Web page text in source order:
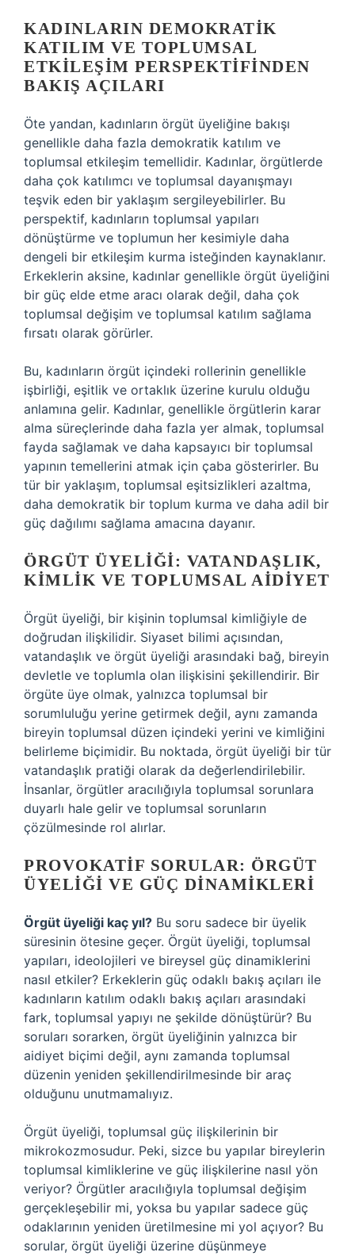
KADINLARIN DEMOKRATIK
KATILIM VE TOPLUMSAL
ETKILEŞIM PERSPEKTIFINDEN
BAKIŞ AÇILARI
Öte yandan, kadınların örgüt üyeliğine bakışı
genellikle daha fazla demokratik katılım ve
toplumsal etkileşim temellidir. Kadınlar, örgütlerde
daha çok katılımcı ve toplumsal dayanışmayı
teşvik eden bir yaklaşım sergileyebilirler. Bu
perspektif, kadınların toplumsal yapıları
dönüştürme ve toplumun her kesimiyle daha
dengeli bir etkileşim kurma isteğinden kaynaklanır.
Erkeklerin aksine, kadınlar genellikle örgüt üyeliğini
bir güç elde etme aracı olarak değil, daha çok
toplumsal değişim ve toplumsal katılım sağlama
fırsatı olarak görürler.
Bu, kadınların örgüt içindeki rollerinin genellikle
işbirliği, eşitlik ve ortaklık üzerine kurulu olduğu
anlamına gelir. Kadınlar, genellikle örgütlerin karar
alma süreçlerinde daha fazla yer almak, toplumsal
fayda sağlamak ve daha kapsayıcı bir toplumsal
yapının temellerini atmak için çaba gösterirler. Bu
tür bir yaklaşım, toplumsal eşitsizlikleri azaltma,
daha demokratik bir toplum kurma ve daha adil bir
güç dağılımı sağlama amacına dayanır.
ÖRGÜT ÜYELIĞI: VATANDAŞLIK,
KIMLIK VE TOPLUMSAL AIDIYET
Örgüt üyeliği, bir kişinin toplumsal kimliğiyle de
doğrudan ilişkilidir. Siyaset bilimi açısından,
vatandaşlık ve örgüt üyeliği arasındaki bağ, bireyin
devletle ve toplumla olan ilişkisini şekillendirir. Bir
örgüte üye olmak, yalnızca toplumsal bir
sorumluluğu yerine getirmek değil, aynı zamanda
bireyin toplumsal düzen içindeki yerini ve kimliğini
belirleme biçimidir. Bu noktada, örgüt üyeliği bir tür
vatandaşlık pratiği olarak da değerlendirilebilir.
İnsanlar, örgütler aracılığıyla toplumsal sorunlara
duyarlı hale gelir ve toplumsal sorunların
çözülmesinde rol alırlar.
PROVOKATIF SORULAR: ÖRGÜT
ÜYELIĞI VE GÜÇ DINAMIKLERI
Örgüt üyeliği kaç yıl? Bu soru sadece bir üyelik
süresinin ötesine geçer. Örgüt üyeliği, toplumsal
yapıları, ideolojileri ve bireysel güç dinamiklerini
nasıl etkiler? Erkeklerin güç odaklı bakış açıları ile
kadınların katılım odaklı bakış açıları arasındaki
fark, toplumsal yapıyı ne şekilde dönüştürür? Bu
soruları sorarken, örgüt üyeliğinin yalnızca bir
aidiyet biçimi değil, aynı zamanda toplumsal
düzenin yeniden şekillendirilmesinde bir araç
olduğunu unutmamalıyız.
Örgüt üyeliği, toplumsal güç ilişkilerinin bir
mikrokozmosudur. Peki, sizce bu yapılar bireylerin
toplumsal kimliklerine ve güç ilişkilerine nasıl yön
veriyor? Örgütler aracılığıyla toplumsal değişim
gerçekleşebilir mi, yoksa bu yapılar sadece güç
odaklarının yeniden üretilmesine mi yol açıyor? Bu
sorular, örgüt üyeliği üzerine düşünmeye